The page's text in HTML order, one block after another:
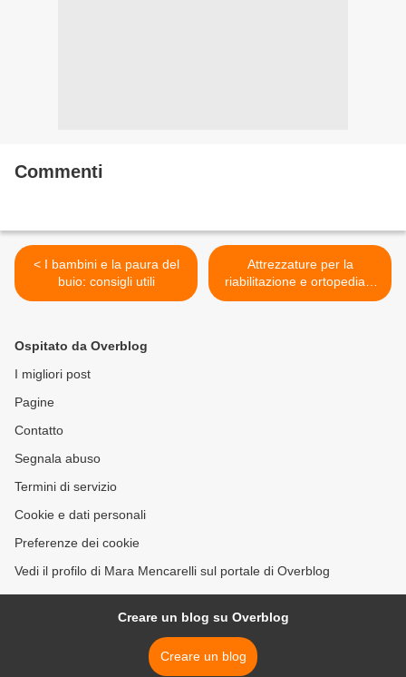
Commenti
< I bambini e la paura del
buio: consigli utili
Attrezzature per la
riabilitazione e ortopedia a
Roma >
Ospitato da Overblog
I migliori post
Pagine
Contatto
Segnala abuso
Termini di servizio
Cookie e dati personali
Preferenze dei cookie
Vedi il profilo di Mara Mencarelli sul portale di Overblog
Creare un blog su Overblog
Creare un blog